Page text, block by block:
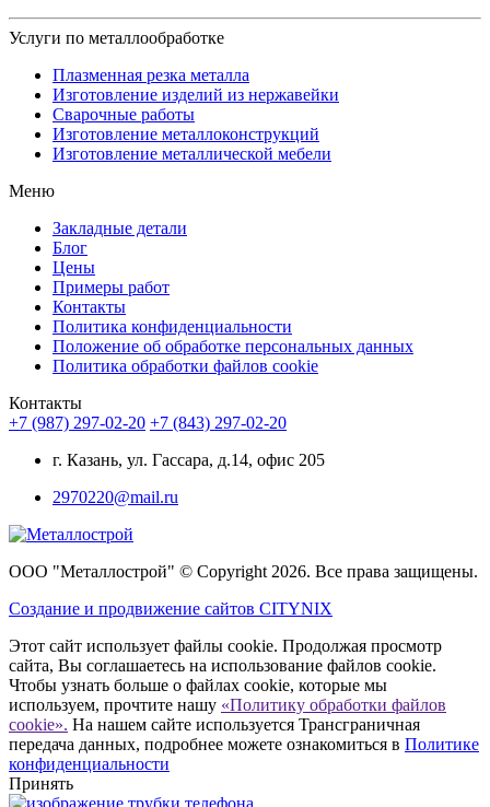
Услуги по металлообработке
Плазменная резка металла
Изготовление изделий из нержавейки
Сварочные работы
Изготовление металлоконструкций
Изготовление металлической мебели
Меню
Закладные детали
Блог
Цены
Примеры работ
Контакты
Политика конфиденциальности
Положение об обработке персональных данных
Политика обработки файлов cookie
Контакты
+7 (987) 297-02-20 +7 (843) 297-02-20
г. Казань, ул. Гассара, д.14, офис 205
2970220@mail.ru
ООО "Металлострой" © Copyright 2026. Все права защищены.
Создание и продвижение сайтов CITYNIX
Этот сайт использует файлы cookie. Продолжая просмотр
сайта, Вы соглашаетесь на использование файлов cookie.
Чтобы узнать больше о файлах cookie, которые мы
используем, прочтите нашу «Политику обработки файлов
cookie». На нашем сайте используется Трансграничная
передача данных, подробнее можете ознакомиться в Политике
конфиденциальности
Принять